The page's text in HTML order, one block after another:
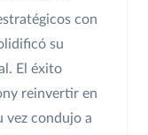
con
su
El éxito
reinvertir en
vez condujo a